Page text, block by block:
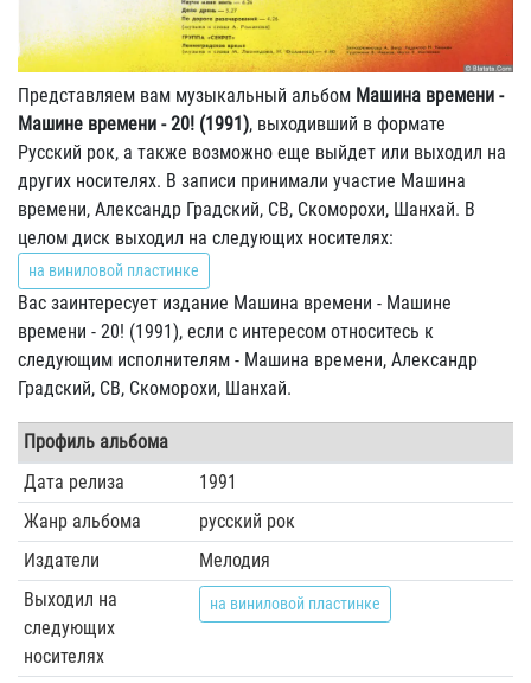
Представляем вам музыкальный альбом Машина времени -
Машине времени - 20! (1991), выходивший в формате
Русский рок, а также возможно еще выйдет или выходил на
других носителях. В записи принимали участие Машина
времени, Александр Градский, СВ, Скоморохи, Шанхай. В
целом диск выходил на следующих носителях:
на виниловой пластинке
Вас заинтересует издание Машина времени - Машине
времени - 20! (1991), если с интересом относитесь к
следующим исполнителям - Машина времени, Александр
Градский, СВ, Скоморохи, Шанхай.
Профиль альбома
Дата релиза
1991
Жанр альбома
русский рок
Издатели
Мелодия
Выходил на
следующих
носителях
на виниловой пластинке